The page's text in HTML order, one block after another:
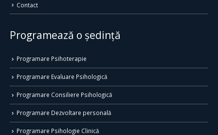
Contact
Programează o ședință
Programare Psihoterapie
Programare Evaluare Psihologică
Programare Consiliere Psihologică
Programare Dezvoltare personală
Programare Psihologie Clinică